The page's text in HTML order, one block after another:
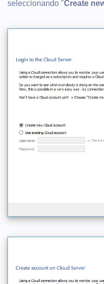
seleccionando "Create